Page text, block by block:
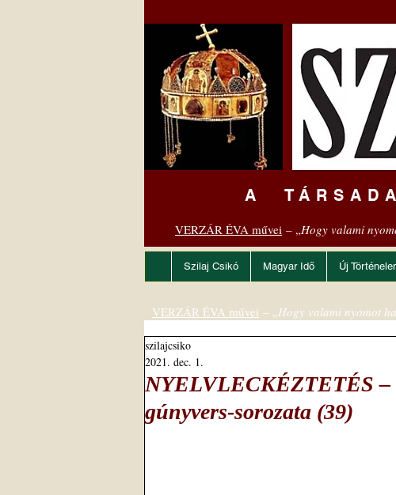
A
VERZÁR ÉVA művei – „Hogy valami
Szilaj Csikó Magyar Idő Új
NYELVLECKÉZTETÉS –
gúnyvers-sorozata (39)
szilajcsiko
2021. dec. 1.
VERZÁR ÉVA művei – „Hogy valami nyomot